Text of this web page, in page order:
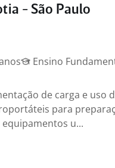
- São Paulo
Ensino
de carga e uso
para
u...